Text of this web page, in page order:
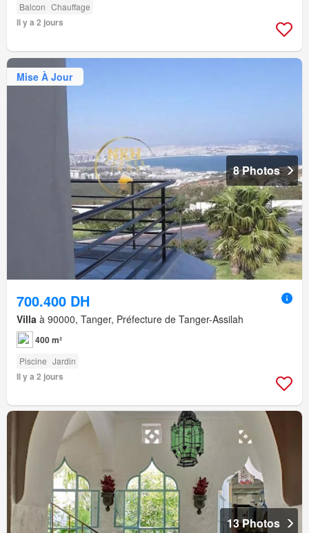
Balcon Chauffage
Il y a 2 jours
Mise À Jour
8 Photos
700.400 DH
Villa à 90000, Tanger, Préfecture de Tanger-Assilah
400 m²
Piscine Jardin
Il y a 2 jours
13 Photos